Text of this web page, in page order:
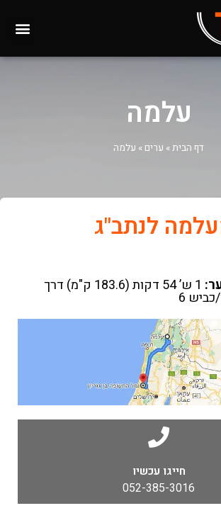
עלמה
דף הבית» ערים » עלמה
לנתב"ג
1 ש’ 54 דקות (183.6 ק"מ) דרך
6
חייגו עכשיו
052-385-3016